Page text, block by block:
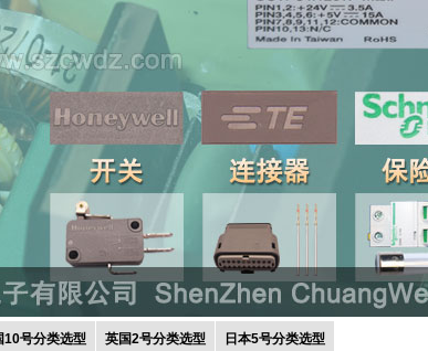
10号分类选型 英国2号分类选型 日本5号分类选型